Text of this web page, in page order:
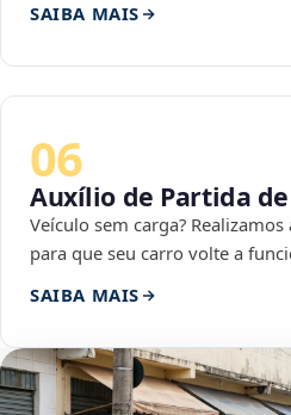
SAIBA MAIS
06
Auxílio de Partida
Veículo sem carga?
para que seu carro volte a
SAIBA MAIS